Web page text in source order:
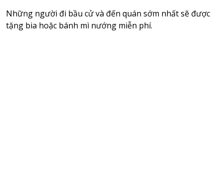
Những người đi bầu cử và đến quán sớm nhất sẽ được
tặng bia hoặc bánh mì nướng miễn phí.